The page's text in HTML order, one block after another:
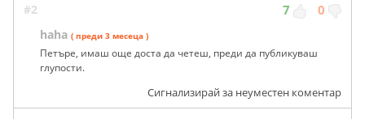
#2 7 0
haha ( преди 3 месеца )
Петъре, имаш още доста да четеш, преди да публикуваш
глупости.
Сигнализирай за неуместен коментар